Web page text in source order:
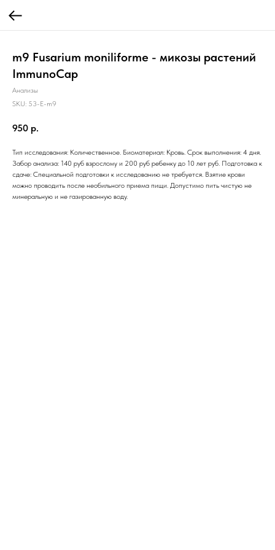
m9 Fusarium moniliforme - микозы растений
ImmunoCap
Анализы
SKU: 53-E-m9
950 р.
Тип исследования: Количественное. Биоматериал: Кровь. Срок выполнения: 4 дня.
Забор анализа: 140 руб взрослому и 200 руб ребенку до 10 лет руб. Подготовка к
сдаче: Специальной подготовки к исследованию не требуется. Взятие крови
можно проводить после необильного приема пищи. Допустимо пить чистую не
минеральную и не газированную воду.